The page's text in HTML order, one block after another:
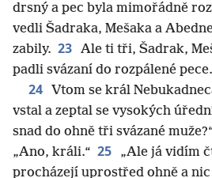
drsný a pec byla mimořádně
vedli Šadraka, Mešaka a
zabily. 23 Ale ti tři, Šadrak,
padli svázaní do rozpálené pece.
24
Vtom se král
vstal a zeptal se vysokých
snad do ohně tři svázané
„Ano, králi.“ 25
„Ale já vidím
procházejí uprostřed ohně a